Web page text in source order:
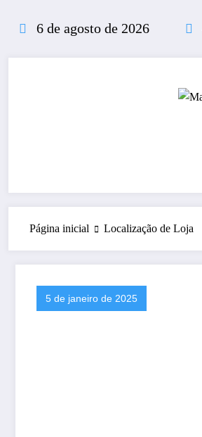
conteúdo
6 de agosto de 2026
Página inicial Localização de Loja
5 de janeiro de 2025